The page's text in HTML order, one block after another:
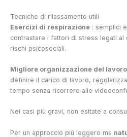
Tecniche di rilassamento utili
Esercizi di respirazione : semplici
contrastare i fattori di stress legati
rischi psicosociali.
Migliore organizzazione del lavoro
definire il carico di lavoro,
tempo senza ricorrere alle
Nei casi più gravi, non esitate a
Per un approccio più leggero ma